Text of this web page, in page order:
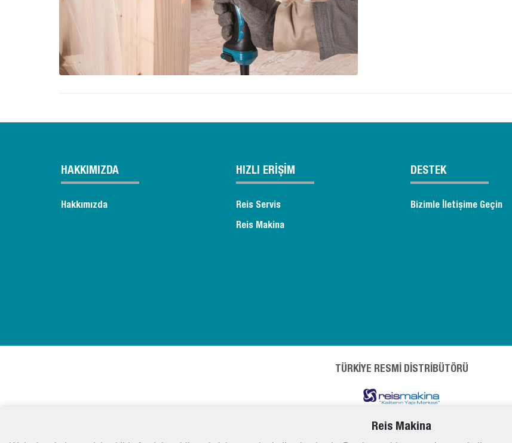
HAKKIMIZDA
Hakkımızda
HIZLI ERİŞİM
Reis Servis
Reis Makina
DESTEK
Bizimle İletişime Geçin
TÜRKİYE RESMİ DİSTRİBÜTÖRÜ
Reis Makina